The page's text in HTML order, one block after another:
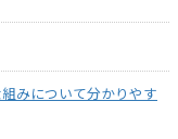
みについて分かりやす